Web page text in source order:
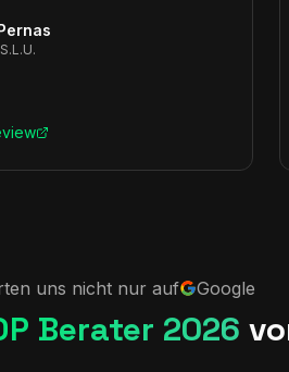
uns nicht nur auf Google
Berater 2026